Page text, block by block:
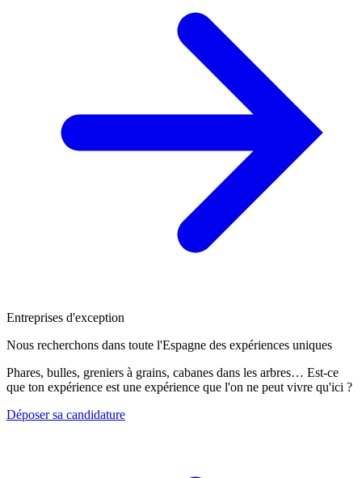
Entreprises d'exception
Nous recherchons dans toute l'Espagne des expériences uniques
Phares, bulles, greniers à grains, cabanes dans les arbres… Est-ce
que ton expérience est une expérience que l'on ne peut vivre qu'ici ?
Déposer sa candidature